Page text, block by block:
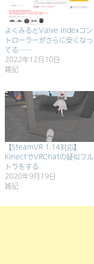
よくみるとValve Indexコン
トローラーがさらに安くなっ
てる……
2022年12月10日
雑記
【SteamVR 1.14対応】
KinectでVRChatの疑似フル
トラをする
2020年9月19日
雑記